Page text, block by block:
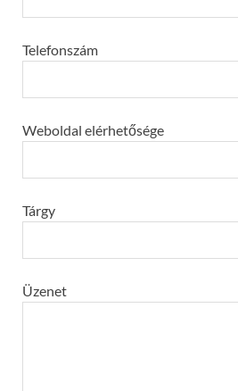
Telefonszám
Weboldal elérhetősége
Tárgy
Üzenet